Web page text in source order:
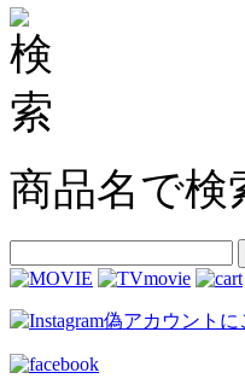
商品名で検